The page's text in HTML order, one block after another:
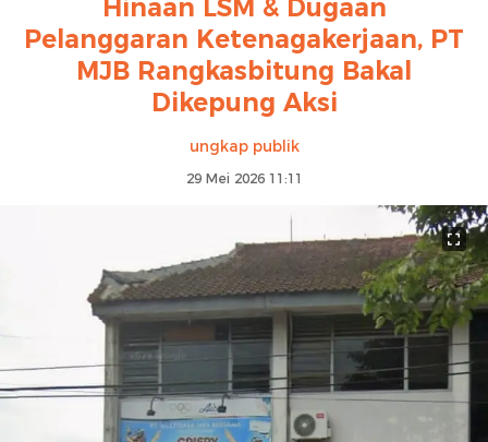
Hinaan LSM & Dugaan
Pelanggaran Ketenagakerjaan, PT
MJB Rangkasbitung Bakal
Dikepung Aksi
ungkap publik
29 Mei 2026 11:11